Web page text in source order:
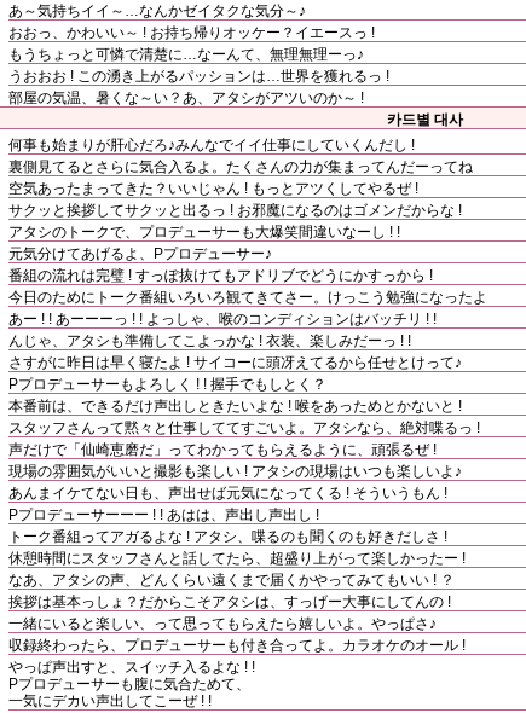
あ～気持ちイイ～…なんかゼイタクな気分～♪
おおっ、かわいい～ ! お持ち帰りオッケー？イエースっ !
もうちょっと可憐で清楚に…なーんて、無理無理ーっ♪
うおおお ! この湧き上がるパッションは…世界を獲れるっ !
部屋の気温、暑くな～い？あ、アタシがアツいのか～ !
카드별 대사
何事も始まりが肝心だろ♪みんなでイイ仕事にしていくんだし !
裏側見てるとさらに気合入るよ。たくさんの力が集まってんだーってね
空気あったまってきた？いいじゃん ! もっとアツくしてやるぜ !
サクッと挨拶してサクッと出るっ ! お邪魔になるのはゴメンだからな !
アタシのトークで、プロデューサーも大爆笑間違いなーし ! !
元気分けてあげるよ、Pプロデューサー♪
番組の流れは完璧 ! すっぽ抜けてもアドリブでどうにかすっから !
今日のためにトーク番組いろいろ観てきてさー。けっこう勉強になったよ
あー ! ! あーーーっ ! ! よっしゃ、喉のコンディションはバッチリ ! !
んじゃ、アタシも準備してこよっかな ! 衣装、楽しみだーっ ! !
さすがに昨日は早く寝たよ ! サイコーに頭冴えてるから任せとけって♪
Pプロデューサーもよろしく ! ! 握手でもしとく？
本番前は、できるだけ声出しときたいよな ! 喉をあっためとかないと !
スタッフさんって黙々と仕事しててすごいよ。アタシなら、絶対喋るっ !
声だけで「仙崎恵磨だ」ってわかってもらえるように、頑張るぜ !
現場の雰囲気がいいと撮影も楽しい ! アタシの現場はいつも楽しいよ♪
あんまイケてない日も、声出せば元気になってくる ! そういうもん !
Pプロデューサーーー ! ! あはは、声出し声出し !
トーク番組ってアガるよな ! アタシ、喋るのも聞くのも好きだしさ !
休憩時間にスタッフさんと話してたら、超盛り上がって楽しかったー !
なあ、アタシの声、どんくらい遠くまで届くかやってみてもいい ! ？
挨拶は基本っしょ？だからこそアタシは、すっげー大事にしてんの !
一緒にいると楽しい、って思ってもらえたら嬉しいよ。やっぱさ♪
収録終わったら、プロデューサーも付き合ってよ。カラオケのオール !
やっぱ声出すと、スイッチ入るよな ! !
Pプロデューサーも腹に気合ためて、
一気にデカい声出してこーぜ ! !